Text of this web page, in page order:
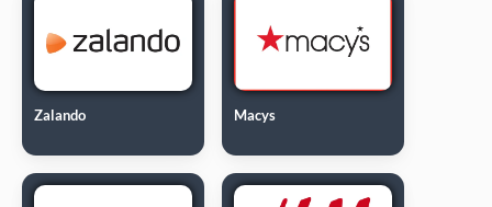
Zalando Macys